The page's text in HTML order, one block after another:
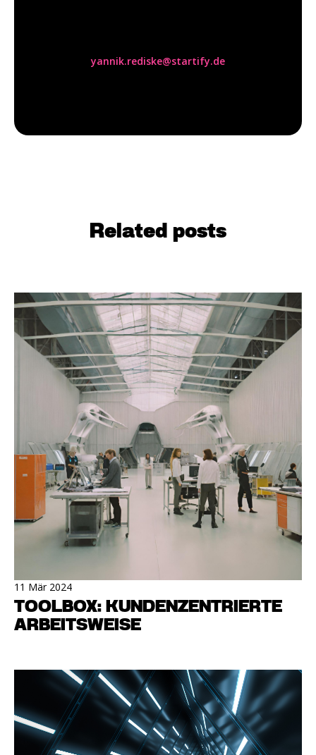
yannik.rediske@startify.de
Related posts
11 Mär 2024
TOOLBOX: KUNDENZENTRIERTE
ARBEITSWEISE